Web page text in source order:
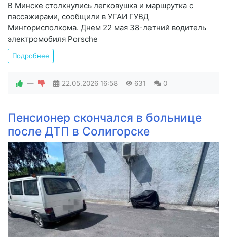
В Минске столкнулись легковушка и маршрутка с
пассажирами, сообщили в УГАИ ГУВД
Мингорисполкома. Днем 22 мая 38-летний водитель
электромобиля Porsche
Подробнее
— 22.05.2026 16:58 631 0
Пенсионер скончался в больнице
после ДТП в Солигорске